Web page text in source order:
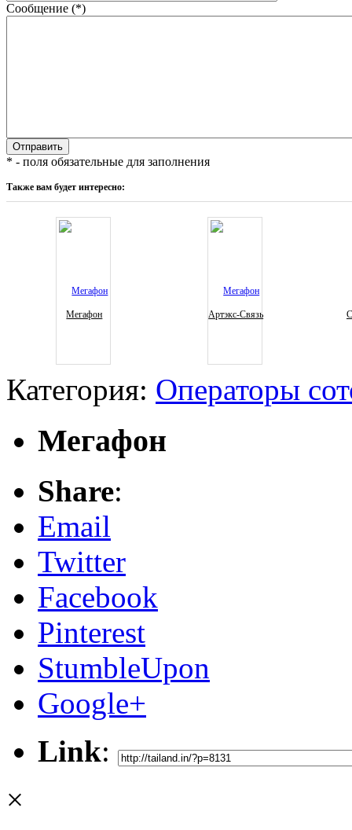
Сообщение (*)
* - поля обязательные для заполнения
Также вам будет интересно:
Мегафон Артэкс-Связь
Категория: Операторы
Мегафон
Share:
Email
Twitter
Facebook
Pinterest
StumbleUpon
Google+
Link:
×